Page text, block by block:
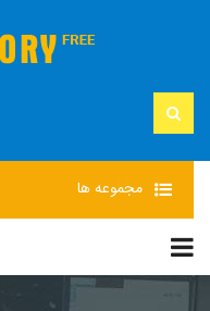
مجموعهها